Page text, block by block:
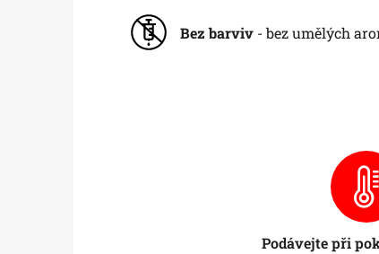
Bez barviv - bez umělých
Podávejte při